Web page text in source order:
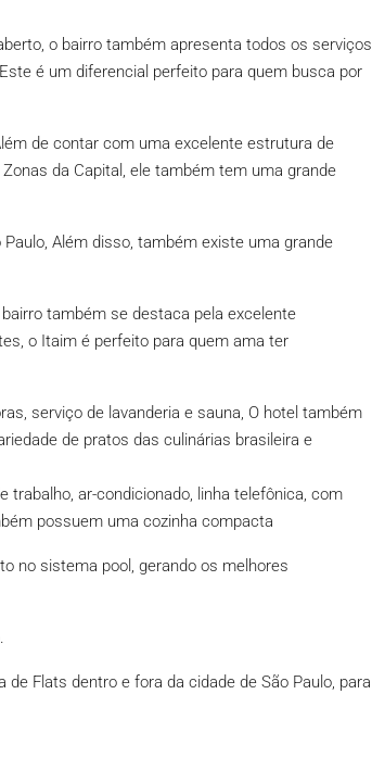
o bairro também apresenta todos os serviços
é um diferencial perfeito para quem busca por
de contar com uma excelente estrutura de
da Capital, ele também tem uma grande
Além disso, também existe uma grande
também se destaca pela excelente
o Itaim é perfeito para quem ama ter
serviço de lavanderia e sauna, O hotel também
de pratos das culinárias brasileira e
trabalho, ar-condicionado, linha telefônica, com
possuem uma cozinha compacta
no sistema pool, gerando os melhores
Flats dentro e fora da cidade de São Paulo, para